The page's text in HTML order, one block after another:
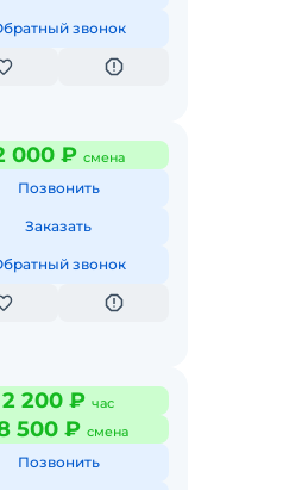
звонок
000 ₽ смена
Позвонить
Заказать
звонок
2 200 ₽ час
500 ₽ смена
Позвонить